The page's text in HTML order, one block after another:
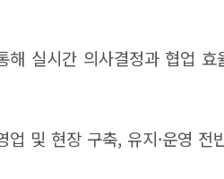
해 실시간 의사결정과 협업
및 현장 구축, 유지·운영